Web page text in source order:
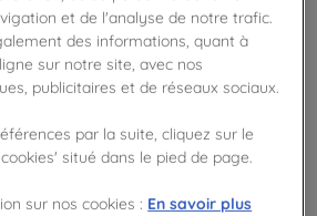
VOIR LE PRODUIT
et de l'analyse de notre trafic.
des informations, quant à
sur notre site, avec nos
publicitaires et de réseaux sociaux.
par la suite, cliquez sur le
situé dans le pied de page.
sur nos cookies : En savoir plus